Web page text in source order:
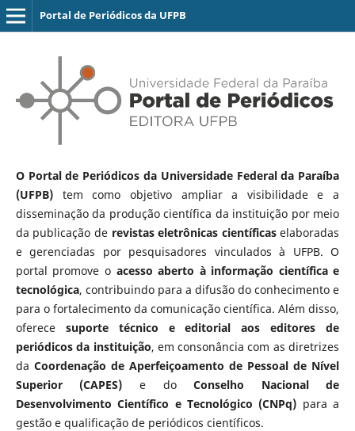
Portal de Periódicos da UFPB
O Portal de Periódicos da Universidade Federal da Paraíba
(UFPB)tem como objetivo ampliar a visibilidade e a
disseminação da produção científica da instituição por meio
da publicação de revistas eletrônicas científicaselaboradas
e gerenciadas por pesquisadores vinculados à UFPB. O
portal promove o acesso aberto à informação científica e
tecnológica, contribuindo para a difusão do conhecimento e
para o fortalecimento da comunicação científica. Além disso,
oferece suporte técnico e editorial aos editores de
periódicos da instituição, em consonância com as diretrizes
da Coordenação de Aperfeiçoamento de Pessoal de Nível
Superior (CAPES) e doConselho Nacional de
Desenvolvimento Científico e Tecnológico (CNPq) para a
gestão e qualificação de periódicos científicos.